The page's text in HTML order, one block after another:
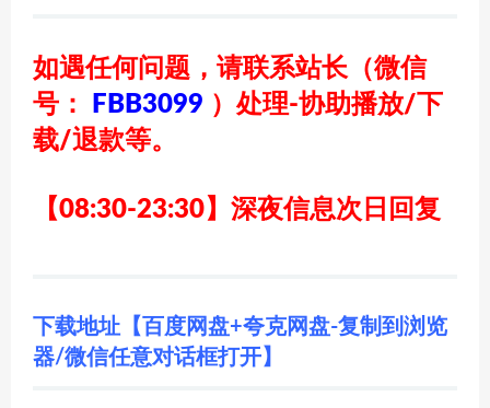
如遇任何问题，请联系站长（微信
号：
FBB3099 ） 处理-协助播放/下
载/退款等。
【08:30-23:30】深夜信息次日回复
下载地址【百度网盘+夸克网盘-复制到浏览
器/微信任意对话框打开】